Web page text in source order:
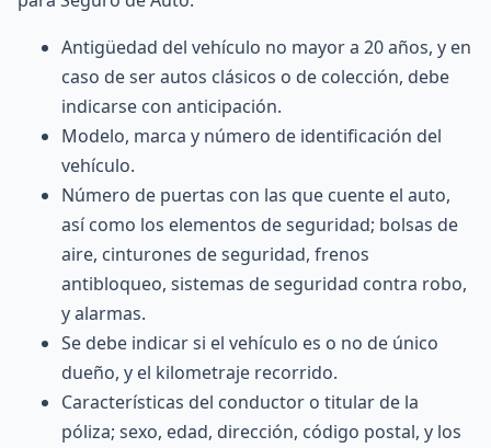
Antigüedad del vehículo no mayor a 20 años, y en
caso de ser autos clásicos o de colección, debe
indicarse con anticipación.
Modelo, marca y número de identificación del
vehículo.
Número de puertas con las que cuente el auto,
así como los elementos de seguridad; bolsas de
aire, cinturones de seguridad, frenos
antibloqueo, sistemas de seguridad contra robo,
y alarmas.
Se debe indicar si el vehículo es o no de único
dueño, y el kilometraje recorrido.
Características del conductor o titular de la
póliza; sexo, edad, dirección, código postal, y los